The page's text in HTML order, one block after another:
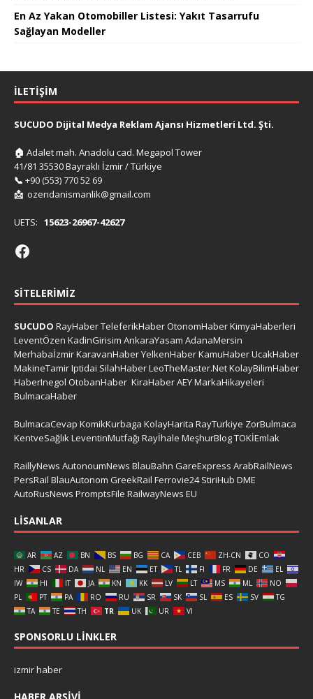
En Az Yakan Otomobiller Listesi: Yakıt Tasarrufu
Sağlayan Modeller
İLETIŞIM
SUCUDO Dijital Medya Reklam Ajansı Hizmetleri Ltd. Şti.
🏠 Adalet mah. Anadolu cad. Megapol Tower
41/81 35530 Bayraklı İzmir / Türkiye
📞 +90 (553) 770 52 69
📩 ozendanismanlik@gmail.com
UETS: 15623-26967-42627
SITELERIMIZ
SUCUDO RayHaberTeleferikHaber OtonomHaberKimyaHaberleri
LeventÖzen KadinGirisim AnkaraYasam AdanaMersin
MerhabaİzmirKaravanHaberYelkenHaberKamuHaberUcakHaber
MakineTamirIptidai SilahHaberLeoTheMaster.NetKolayBilimHaber
HaberInegol OtobanHaber KiraHaberAEYMarkaHikayeleri
BulmacaHaber
BulmacaCevap KomikKurbaga KolayHarita RayTurkiye ZorBulmaca
KentveSağlıkLeventinMutfağı Rayİhale MeşhurBlogTOKİEmlak
RaillyNews AutonoumNews BlauBahn GareExpress ArabRailNews
PersRail BlauAutonom GreekRail Ferrovie24 StiriHub DME
AutoRusNews PromptsFile RailwayNews EU
LISANLAR
AR AZ BN BS BG CA CEB ZH-CN
CO
HR
CS DA NL EN ET TL FI FR DE
EL
IW
HI IT JA KN KK LV LT MS ML
NO
PL
PT PA RO RU SR SK SL ES SV
TG
TA
TE TH TR UK UR VI
SPONSORLU LINKLER
izmir haber